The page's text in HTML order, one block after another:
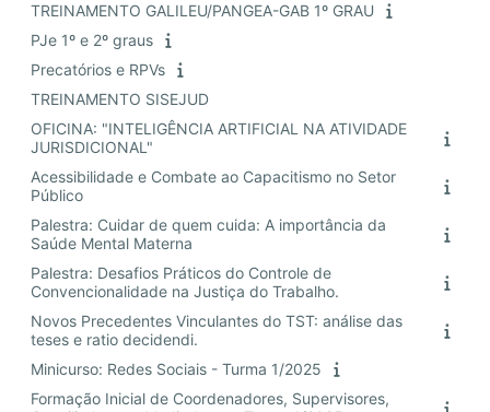
TREINAMENTO GALILEU/PANGEA-GAB 1º GRAU
PJe 1º e 2º graus
Precatórios e RPVs
TREINAMENTO SISEJUD
OFICINA: "INTELIGÊNCIA ARTIFICIAL NA ATIVIDADE
JURISDICIONAL"
Acessibilidade e Combate ao Capacitismo no Setor
Público
Palestra: Cuidar de quem cuida: A importância da
Saúde Mental Materna
Palestra: Desafios Práticos do Controle de
Convencionalidade na Justiça do Trabalho.
Novos Precedentes Vinculantes do TST: análise das
teses e ratio decidendi.
Minicurso: Redes Sociais - Turma 1/2025
Formação Inicial de Coordenadores, Supervisores,